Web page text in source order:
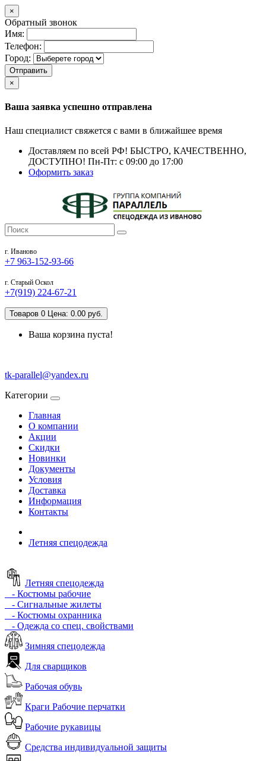
×
Обратный звонок
Имя:
Телефон:
Город:
Отправить
×
Ваша заявка успешно отправлена
Наш специалист свяжется с вами в ближайшее время
Доставляем по всей РФ! БЫСТРО, КАЧЕСТВЕННО,
ДОСТУПНО! Пн-Пт: с 09:00 до 17:00
Оформить заказ
г. Иваново
+7 963-152-93-66
г. Старый Оскол
+7(919) 224-67-21
Товаров 0 Цена: 0.00 руб.
Ваша корзина пуста!
tk-parallel@yandex.ru
Категории
Главная
О компании
Акции
Скидки
Новинки
Документы
Условия
Доставка
Информация
Контакты
Летняя спецодежда
Летняя спецодежда
- Костюмы рабочие
- Сигнальные жилеты
- Костюмы охранника
- Одежда со спец. свойствами
Зимняя спецодежда
Для сварщиков
Рабочая обувь
Краги Рабочие перчатки
Рабочие рукавицы
Средства индивидуальной защиты